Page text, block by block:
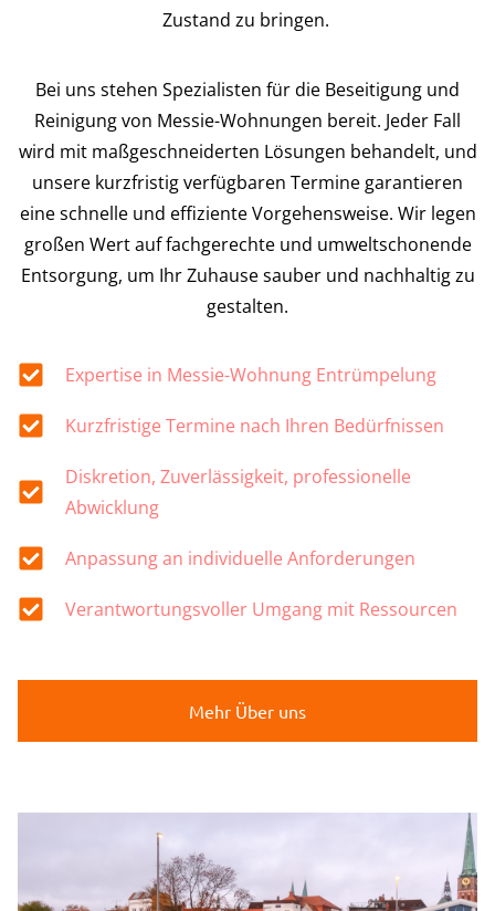
Zustand zu bringen.
Bei uns stehen Spezialisten für die Beseitigung und
Reinigung von Messie-Wohnungen bereit. Jeder Fall
wird mit maßgeschneiderten Lösungen behandelt, und
unsere kurzfristig verfügbaren Termine garantieren
eine schnelle und effiziente Vorgehensweise. Wir legen
großen Wert auf fachgerechte und umweltschonende
Entsorgung, um Ihr Zuhause sauber und nachhaltig zu
gestalten.
Expertise in Messie-Wohnung Entrümpelung
Kurzfristige Termine nach Ihren Bedürfnissen
Diskretion, Zuverlässigkeit, professionelle
Abwicklung
Anpassung an individuelle Anforderungen
Verantwortungsvoller Umgang mit Ressourcen
Mehr Über uns